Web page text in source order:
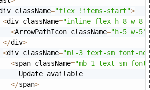
className="flex !items-start">
<div className="inline-flex h-8 w-8
<ArrowPathIcon className="h-5 w-5"
</div>
<div className="ml-3 text-sm font-
<span className="mb-1 text-sm
Update available
</span>